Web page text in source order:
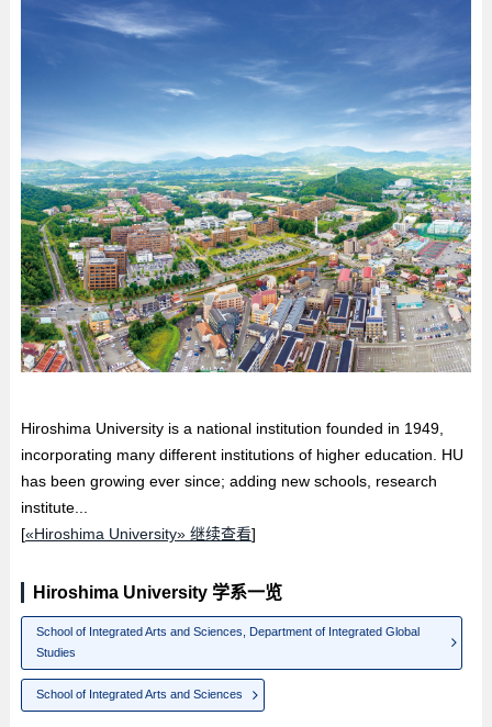
Hiroshima University is a national institution founded in 1949,
incorporating many different institutions of higher education. HU
has been growing ever since; adding new schools, research
institute...
[«Hiroshima University» 继续查看]
Hiroshima University 学系一览
School of Integrated Arts and Sciences, Department of Integrated Global
Studies
School of Integrated Arts and Sciences